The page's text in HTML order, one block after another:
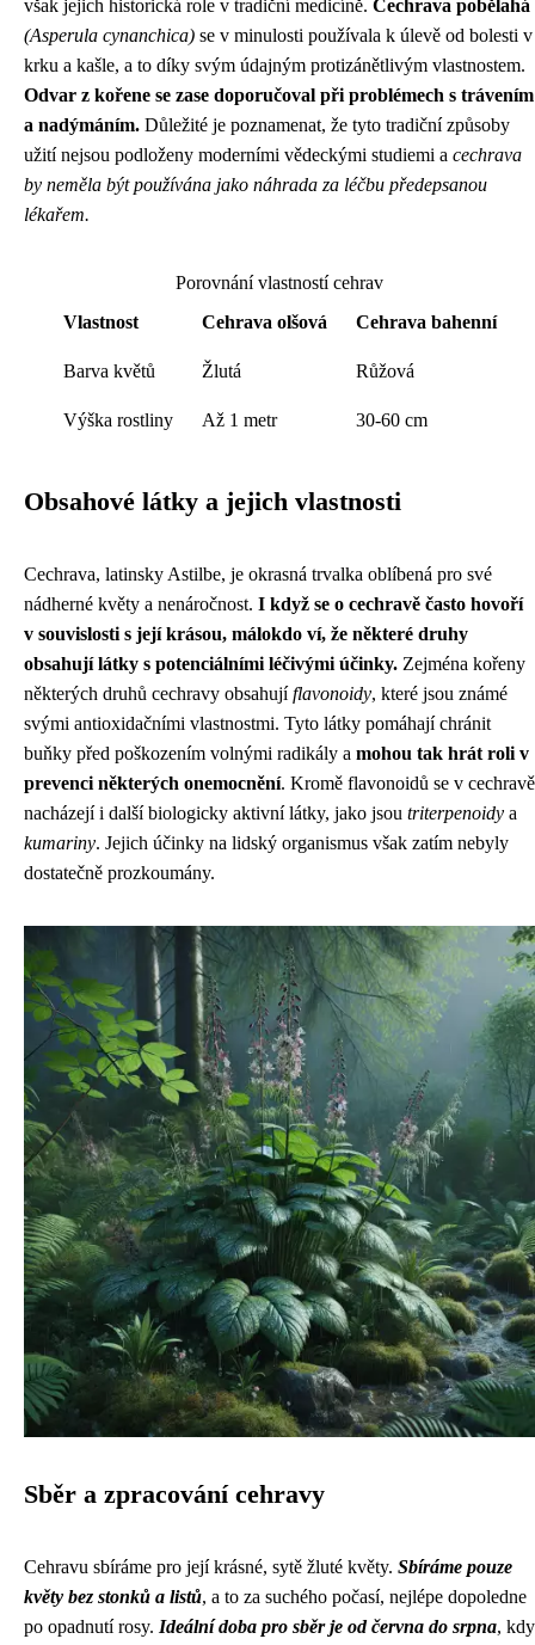
však jejich historická role v tradiční medicíně. Cechrava pobělahá
(Asperula cynanchica) se v minulosti používala k úlevě od bolesti v
krku a kašle, a to díky svým údajným protizánětlivým vlastnostem.
Odvar z kořene se zase doporučoval při problémech s trávením
a nadýmáním. Důležité je poznamenat, že tyto tradiční způsoby
užití nejsou podloženy moderními vědeckými studiemi a cechrava
by neměla být používána jako náhrada za léčbu předepsanou
lékařem.
Porovnání vlastností cehrav
Vlastnost
Cehrava olšová Cehrava bahenní
Barva květů Žlutá Růžová
Výška rostliny Až 1 metr 30-60 cm
Obsahové látky a jejich vlastnosti
Cechrava, latinsky Astilbe, je okrasná trvalka oblíbená pro své
nádherné květy a nenáročnost. I když se o cechravě často hovoří
v souvislosti s její krásou, málokdo ví, že některé druhy
obsahují látky s potenciálními léčivými účinky. Zejména kořeny
některých druhů cechravy obsahujíflavonoidy, které jsou známé
svými antioxidačními vlastnostmi. Tyto látky pomáhají chránit
buňky před poškozením volnými radikály a mohou tak hrát roli v
prevenci některých onemocnění. Kromě flavonoidů se v cechravě
nacházejí i další biologicky aktivní látky, jako jsou triterpenoidy a
kumariny. Jejich účinky na lidský organismus však zatím nebyly
dostatečně prozkoumány.
Sběr a zpracování cehravy
Cehravu sbíráme pro její krásné, sytě žluté květy. Sbíráme pouze
květy bez stonků a listů, a to za suchého počasí, nejlépe dopoledne
po opadnutí rosy. Ideální doba pro sběr je od června do srpna, kdy